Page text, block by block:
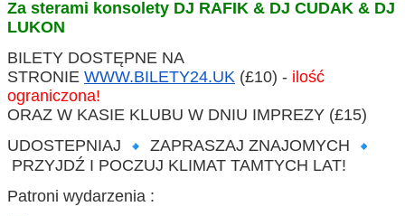
Za sterami konsolety DJ RAFIK & DJ CUDAK & DJ
LUKON
BILETY DOSTĘPNE NA
STRONIE WWW.BILETY24.UK (£10) - ilość
ograniczona!
ORAZ W KASIE KLUBU W DNIU IMPREZY (£15)
UDOSTEPNIAJ
ZAPRASZAJ ZNAJOMYCH
PRZYJDŹ I POCZUJ KLIMAT TAMTYCH LAT!
Patroni wydarzenia :